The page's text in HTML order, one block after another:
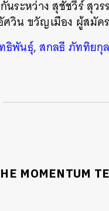
นระหว่าง สุชัชวีร์ สุ
วิน ขวัญเมือง ผู้สมั
ธิพันธุ์,สกลธี ภัททิยกุล
MOMENTUM